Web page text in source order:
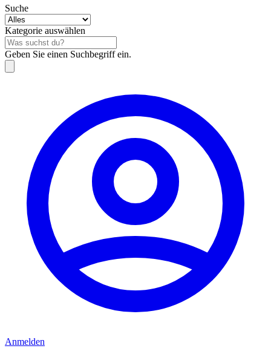
Suche
Kategorie auswählen
Geben Sie einen Suchbegriff ein.
Anmelden